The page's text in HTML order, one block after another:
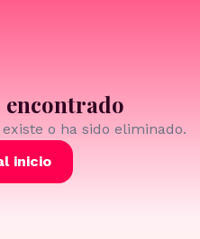
o ha sido eliminado.
inicio